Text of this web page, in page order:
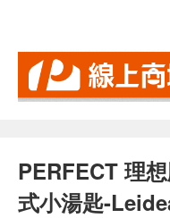
PERFECT 理
式小湯匙-